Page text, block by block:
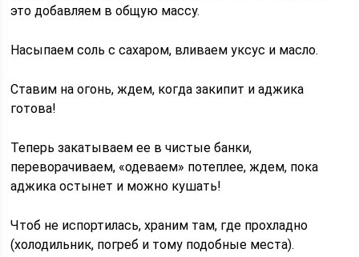
это добавляем в общую массу.
Насыпаем соль с сахаром, вливаем уксус и масло.
Ставим на огонь, ждем, когда закипит и аджика
готова!
Теперь закатываем ее в чистые банки,
переворачиваем, «одеваем» потеплее, ждем, пока
аджика остынет и можно кушать!
Чтоб не испортилась, храним там, где прохладно
(холодильник, погреб и тому подобные места).